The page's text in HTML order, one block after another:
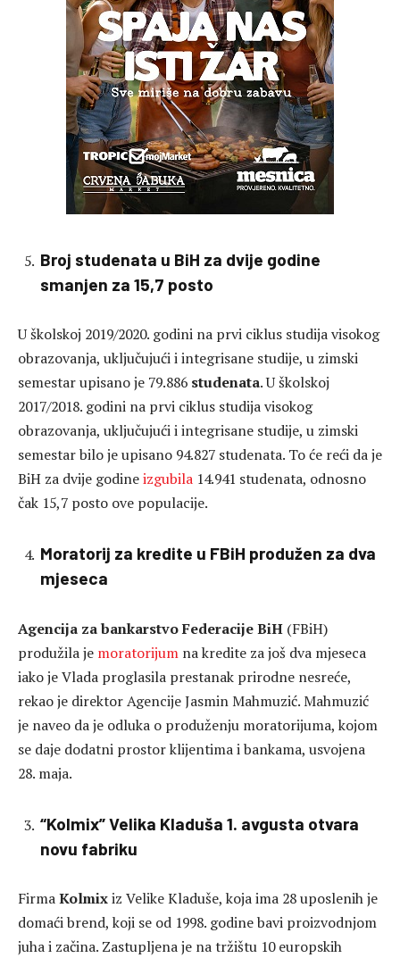
Broj studenata u BiH za dvije godine
smanjen za 15,7 posto
U školskoj 2019/2020. godini na prvi ciklus studija visokog
obrazovanja, uključujući i integrisane studije, u zimski
semestar upisano je 79.886 studenata. U školskoj
2017/2018. godini na prvi ciklus studija visokog
obrazovanja, uključujući i integrisane studije, u zimski
semestar bilo je upisano 94.827 studenata. To će reći da je
BiH za dvije godineizgubila 14.941 studenata, odnosno
čak 15,7 posto ove populacije.
Moratorij za kredite u FBiH produžen za dva
mjeseca
Agencija za bankarstvo Federacije BiH (FBiH)
produžila je moratorijum na kredite za još dva mjeseca
iako je Vlada proglasila prestanak prirodne nesreće,
rekao je direktor Agencije Jasmin Mahmuzić. Mahmuzić
je naveo da je odluka o produženju moratorijuma, kojom
se daje dodatni prostor klijentima i bankama, usvojena
28. maja.
“Kolmix” Velika Kladuša 1. avgusta otvara
novu fabriku
FirmaKolmixiz Velike Kladuše, koja ima 28 uposlenih je
domaći brend, koji se od 1998. godine bavi proizvodnjom
juha i začina. Zastupljena je na tržištu 10 europskih